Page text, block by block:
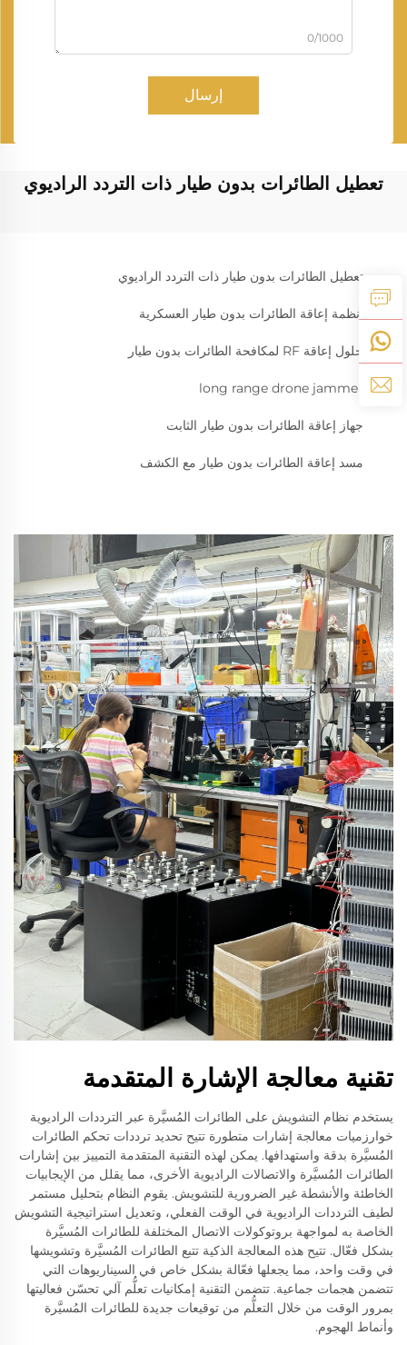
0/1000
إرسال
تعطيل الطائرات بدون طيار ذات التردد الراديوي
تعطيل الطائرات بدون طيار ذات التردد الراديوي
أنظمة إعاقة الطائرات بدون طيار العسكرية
حلول إعاقة RF لمكافحة الطائرات بدون طيار
long range drone jammer
جهاز إعاقة الطائرات بدون طيار الثابت
مسد إعاقة الطائرات بدون طيار مع الكشف
تقنية معالجة الإشارة المتقدمة
يستخدم نظام التشويش على الطائرات المُسيَّرة عبر الترددات الراديوية
خوارزميات معالجة إشارات متطورة تتيح تحديد ترددات تحكم الطائرات
المُسيَّرة بدقة واستهدافها. يمكن لهذه التقنية المتقدمة التمييز بين إشارات
الطائرات المُسيَّرة والاتصالات الراديوية الأخرى، مما يقلل من الإيجابيات
الخاطئة والأنشطة غير الضرورية للتشويش. يقوم النظام بتحليل مستمر
لطيف الترددات الراديوية في الوقت الفعلي، وتعديل استراتيجية التشويش
الخاصة به لمواجهة بروتوكولات الاتصال المختلفة للطائرات المُسيَّرة
بشكل فعّال. تتيح هذه المعالجة الذكية تتبع الطائرات المُسيَّرة وتشويشها
في وقت واحد، مما يجعلها فعّالة بشكل خاص في السيناريوهات التي
تتضمن هجمات جماعية. تتضمن التقنية إمكانيات تعلُّم آلي تحسّن فعاليتها
بمرور الوقت من خلال التعلُّم من توقيعات جديدة للطائرات المُسيَّرة
وأنماط الهجوم.